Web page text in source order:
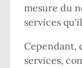
mesure du
services
Cependant,
services,